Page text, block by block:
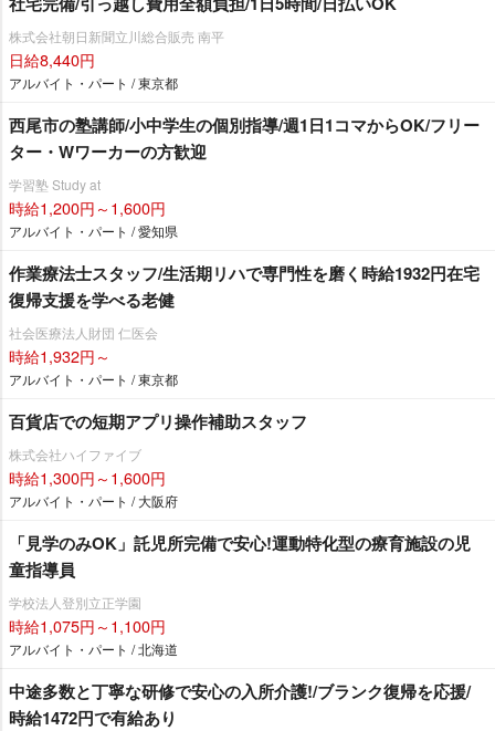
株式会社朝日新聞立川総合販売 南平
日給8,440円
アルバイト・パート / 東京都
西尾市の塾講師/小中学生の個別指導/週1日1コマからOK/フリー
ター・Wワーカーの方歓迎
学習塾 Study at
時給1,200円～1,600円
アルバイト・パート / 愛知県
作業療法士スタッフ/生活期リハで専門性を磨く時給1932円在宅
復帰支援を学べる老健
社会医療法人財団 仁医会
時給1,932円～
アルバイト・パート / 東京都
百貨店での短期アプリ操作補助スタッフ
株式会社ハイファイブ
時給1,300円～1,600円
アルバイト・パート / 大阪府
「見学のみOK」託児所完備で安心!運動特化型の療育施設の児
童指導員
学校法人登別立正学園
時給1,075円～1,100円
アルバイト・パート / 北海道
中途多数と丁寧な研修で安心の入所介護!/ブランク復帰を応援/
時給1472円で有給あり